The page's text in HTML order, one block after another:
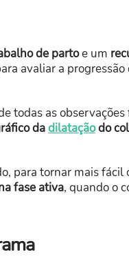
de partoe um
avaliar a progressão
todas as
dadilataçãodo
para tornar mais fácil
fase ativa, quando o